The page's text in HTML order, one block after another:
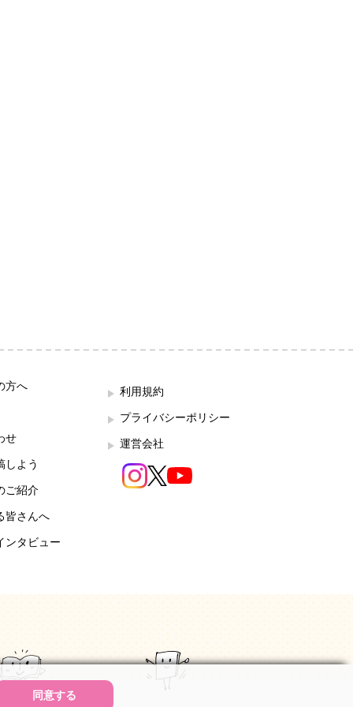
方へ
せ
しよう
ご紹介
皆さんへ
ンタビュー
利用規約
プライバシーポリシー
運営会社
同意する